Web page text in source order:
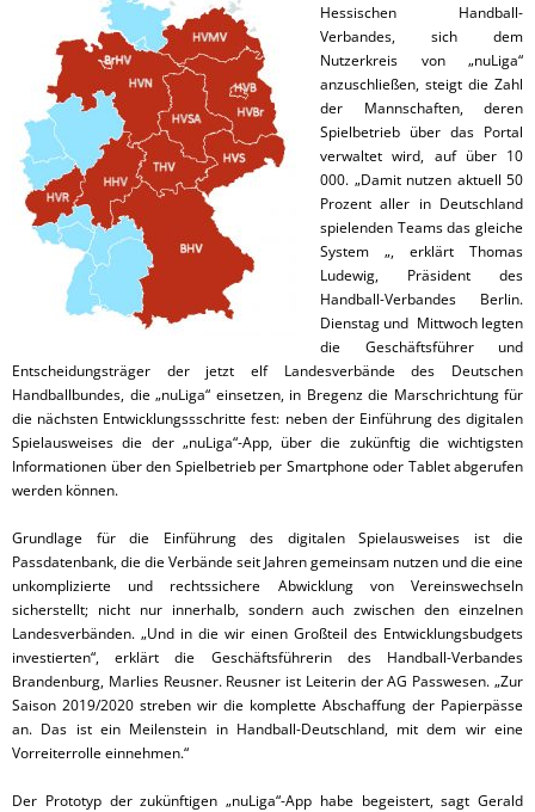
Hessischen Handball-
Verbandes, sich dem
Nutzerkreis von „nuLiga“
anzuschließen, steigt die Zahl
der Mannschaften, deren
Spielbetrieb über das Portal
verwaltet wird, auf über 10
000. „Damit nutzen aktuell 50
Prozent aller in Deutschland
spielenden Teams das gleiche
System „, erklärt Thomas
Ludewig, Präsident des
Handball-Verbandes Berlin.
Dienstag und Mittwoch legten
die Geschäftsführer und
Entscheidungsträger der jetzt elf Landesverbände des Deutschen
Handballbundes, die „nuLiga“ einsetzen, in Bregenz die Marschrichtung für
die nächsten Entwicklungssschritte fest: neben der Einführung des digitalen
Spielausweises die der „nuLiga“-App, über die zukünftig die wichtigsten
Informationen über den Spielbetrieb per Smartphone oder Tablet abgerufen
werden können.
Grundlage für die Einführung des digitalen Spielausweises ist die
Passdatenbank, die die Verbände seit Jahren gemeinsam nutzen und die eine
unkomplizierte und rechtssichere Abwicklung von Vereinswechseln
sicherstellt; nicht nur innerhalb, sondern auch zwischen den einzelnen
Landesverbänden. „Und in die wir einen Großteil des Entwicklungsbudgets
investierten“, erklärt die Geschäftsführerin des Handball-Verbandes
Brandenburg, Marlies Reusner. Reusner ist Leiterin der AG Passwesen. „Zur
Saison 2019/2020 streben wir die komplette Abschaffung der Papierpässe
an. Das ist ein Meilenstein in Handball-Deutschland, mit dem wir eine
Vorreiterrolle einnehmen.“
Der Prototyp der zukünftigen „nuLiga“-App habe begeistert, sagt Gerald